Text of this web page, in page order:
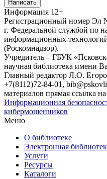
Написать
Информация 12+
Регистрационный номер Эл
г. Федеральной службой по
информационных
(Роскомнадзор).
Учредитель – ГБУК
научная библиотека имени
Главный редактор Л.О.
+7(8112)72-84-01,
материалов прямая ссылка
Информационная
кибермошенников
Меню
О библиотеке
Электронная
Услуги
Ресурсы
Каталоги